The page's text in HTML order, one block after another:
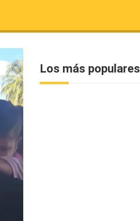
Los más populares